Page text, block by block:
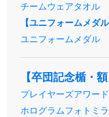
チームウェアタオル
【ユニフォームメダル
ユニフォームメダル
【卒団記念楯・額
プレイヤーズアワー
ホログラムフォトミ